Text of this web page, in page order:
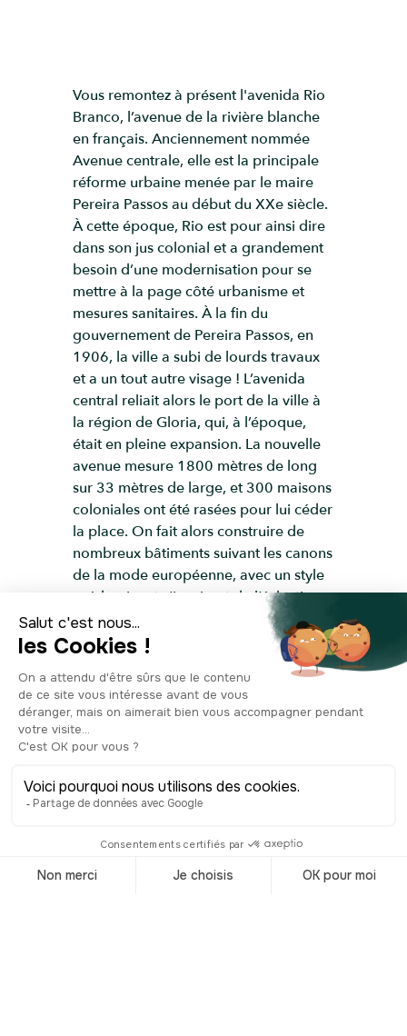
Vous remontez à présent l'avenida Rio
Branco, l’avenue de la rivière blanche
en français. Anciennement nommée
Avenue centrale, elle est la principale
réforme urbaine menée par le maire
Pereira Passos au début du XXe siècle.
À cette époque, Rio est pour ainsi dire
dans son jus colonial et a grandement
besoin d’une modernisation pour se
mettre à la page côté urbanisme et
mesures sanitaires. À la fin du
gouvernement de Pereira Passos, en
1906, la ville a subi de lourds travaux
et a un tout autre visage ! L’avenida
central reliait alors le port de la ville à
la région de Gloria, qui, à l’époque,
était en pleine expansion. La nouvelle
avenue mesure 1800 mètres de long
sur 33 mètres de large, et 300 maisons
coloniales ont été rasées pour lui céder
la place. On fait alors construire de
nombreux bâtiments suivant les canons
de la mode européenne, avec un style
prédominant s’inspirant de l’éclectisme
français. L’avenue avait un jardin
central et un éclairage électrique. Les
trottoirs en mosaïques, eux, ont été
réalisés par des artisans portugais.
L'avenue est inaugurée le 7 septembre
1904 par le président de la
République, Rodrigues Alves, et mise
grandement arborée et coupée en
deux par un trottoir central. En 1912,
on change son nom pour la renommée
diplomate brésilien mort la même